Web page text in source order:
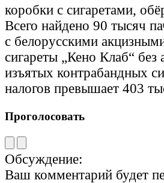
коробки с сигаретами,
Всего найдено 90 тысяч
с белорусскими
сигареты „Кено Клаб“
изъятых контрабандных
налогов превышает 403
Проголосовать
Обсуждение:
Ваш комментарий будет